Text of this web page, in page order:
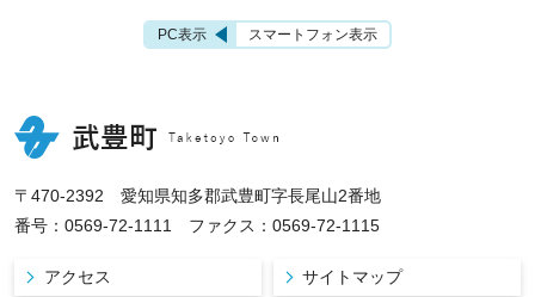
PC表示 スマートフォン表示
〒470-2392 愛知県知多郡武豊町字長尾山2番地
番号：0569-72-1111 ファクス：0569-72-1115
アクセス サイトマップ